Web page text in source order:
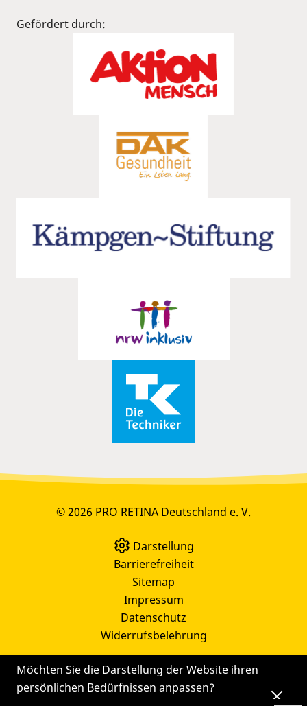
Möchten Sie die Darstellung der Website ihren
persönlichen Bedürfnissen anpassen?
Gefördert durch:
© 2026 PRO RETINA Deutschland e. V.
Darstellung
Barrierefreiheit
Sitemap
Impressum
Datenschutz
Widerrufsbelehrung